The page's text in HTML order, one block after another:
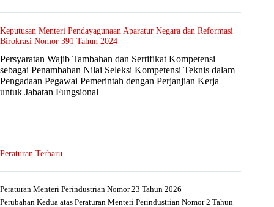
Keputusan Menteri Pendayagunaan Aparatur Negara dan Reformasi
Birokrasi Nomor 391 Tahun 2024
Persyaratan Wajib Tambahan dan Sertifikat Kompetensi
sebagai Penambahan Nilai Seleksi Kompetensi Teknis dalam
Pengadaan Pegawai Pemerintah dengan Perjanjian Kerja
untuk Jabatan Fungsional
Peraturan Terbaru
Peraturan Menteri Perindustrian Nomor 23 Tahun 2026
Perubahan Kedua atas Peraturan Menteri Perindustrian Nomor 2 Tahun